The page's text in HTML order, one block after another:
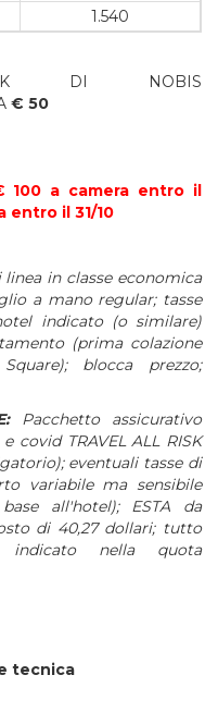
1.540
DI NOBIS
€ 50
100 a camera entro il
entro il 31/10
linea in classe economica
a mano regular; tasse
indicato (o similare)
(prima colazione
blocca prezzo;
Pacchetto assicurativo
covid TRAVEL ALL RISK
eventuali tasse di
variabile ma sensibile
all'hotel); ESTA da
di 40,27 dollari; tutto
indicato nella quota
tecnica